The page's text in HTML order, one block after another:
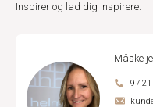
Inspirer og lad dig inspirere.
Måske
97 21